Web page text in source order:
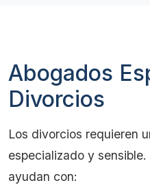
Abogados
Divorcios
Los divorcios requieren
especializado y
ayudan con: